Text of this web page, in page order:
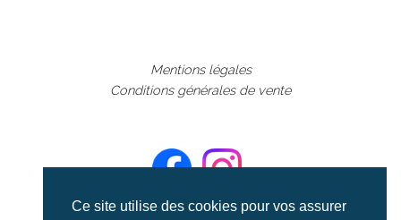
Ce site utilise des cookies pour vos assurer
Mentions légales
Conditions générales de vente